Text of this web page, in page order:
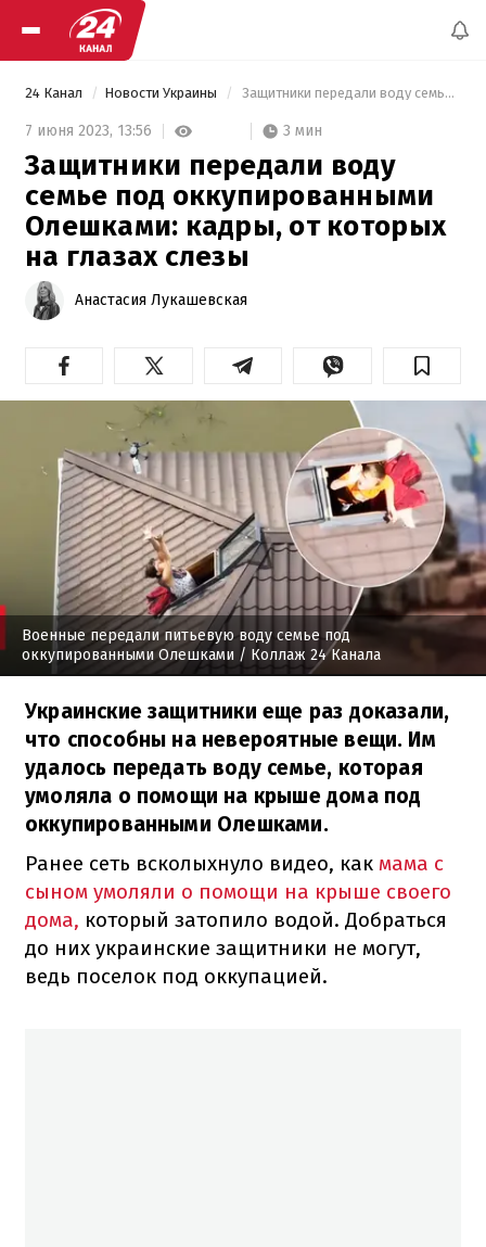
24 Канал Новости Украины Защитники передали воду семье под оккупированными Олешками: кадры, от которых на глазах слезы
7 июня 2023, 13:56 3 мин
Защитники передали воду
семье под оккупированными
Олешками: кадры, от которых
на глазах слезы
Анастасия Лукашевская
Военные передали питьевую воду семье под
оккупированными Олешками / Коллаж 24 Канала
Украинские защитники еще раз доказали,
что способны на невероятные вещи. Им
удалось передать воду семье, которая
умоляла о помощи на крыше дома под
оккупированными Олешками.
Ранее сеть всколыхнуло видео, как мама с
сыном умоляли о помощи на крыше своего
дома, который затопило водой. Добраться
до них украинские защитники не могут,
ведь поселок под оккупацией.